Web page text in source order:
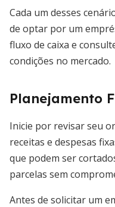
Cada um desses
de optar por um
fluxo de caixa e
condições no mercado.
Planejamento
Inicie por revisar seu
receitas e despesas
que podem ser
parcelas sem
Antes de solicitar um